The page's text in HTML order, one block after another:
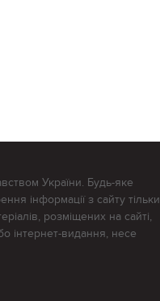
України. Будь-яке
інформації з сайту тільки
розміщених на сайті,
інтернет-видання, несе